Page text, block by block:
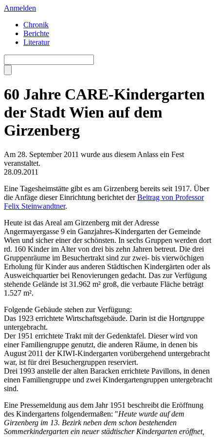
Anmelden
Chronik
Berichte
Literatur
60 Jahre CARE-Kindergarten
der Stadt Wien auf dem
Girzenberg
Am 28. September 2011 wurde aus diesem Anlass ein Fest
veranstaltet.
28.09.2011
Eine Tagesheimstätte gibt es am Girzenberg bereits seit 1917. Über
die Anfäge dieser Einrichtung berichtet derBeitrag von Professor
Felix Steinwandtner.
Heute ist das Areal am Girzenberg mit der Adresse
Angermayergasse 9 ein Ganzjahres-Kindergarten der Gemeinde
Wien und sicher einer der schönsten. In sechs Gruppen werden dort
rd. 160 Kinder im Alter von drei bis zehn Jahren betreut. Die drei
Gruppenräume im Besuchertrakt sind zur zwei- bis vierwöchigen
Erholung für Kinder aus anderen Städtischen Kindergärten oder als
Ausweichquartier bei Renovierungen gedacht. Das zur Verfügung
stehende Gelände ist 31.962 m² groß, die verbaute Fläche beträgt
1.527 m².
Folgende Gebäude stehen zur Verfügung:
Das 1923 errichtete Wirtschaftsgebäude. Darin ist die Hortgruppe
untergebracht.
Der 1951 errichtete Trakt mit der Gedenktafel. Dieser wird von
einer Familiengruppe genutzt, die anderen Räume, in denen bis
August 2011 der KIWI-Kindergarten vorübergehend untergebracht
war, ist für drei Besuchergruppen reserviert.
Drei 1993 anstelle der alten Baracken errichtete Pavillons, in denen
einen Familiengruppe und zwei Kindergartengruppen untergebracht
sind.
Eine Pressemeldung aus dem Jahr 1951 beschreibt die Eröffnung
des Kindergartens folgendermaßen: "Heute wurde auf dem
Girzenberg im 13. Bezirk neben dem schon bestehenden
Sommerkindergarten ein neuer städtischer Kindergarten eröffnet,